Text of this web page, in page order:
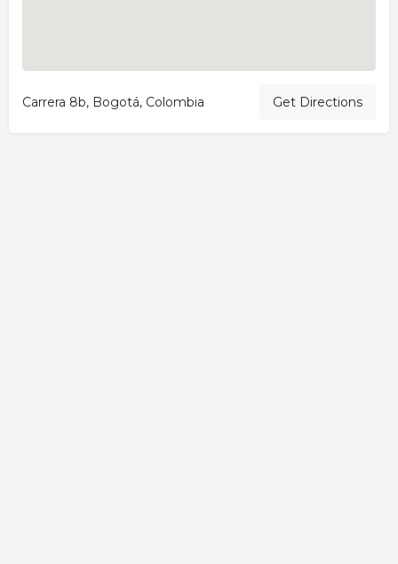
Carrera 8b, Bogotá, Colombia Get Directions